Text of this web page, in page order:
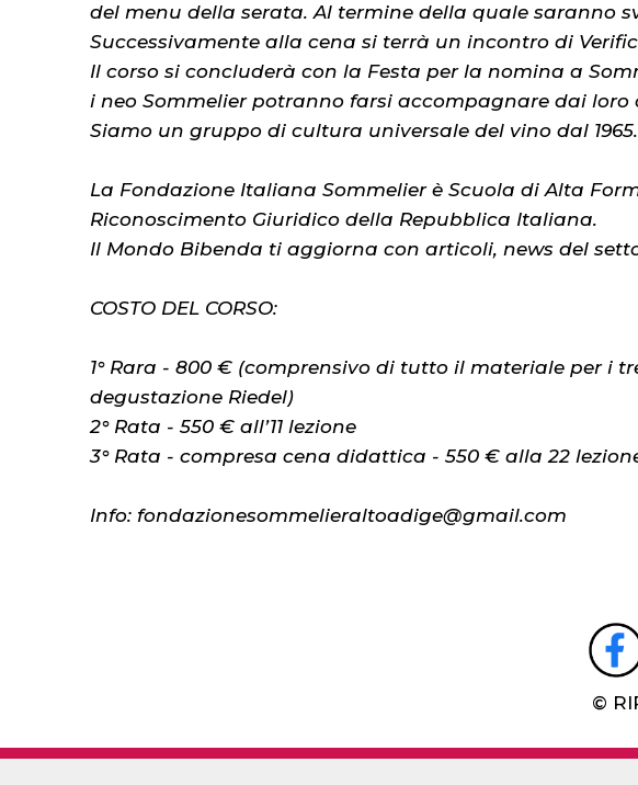
del menu della serata. Al termine della quale saranno
Successivamente alla cena si terrà un incontro di
Il corso si concluderà con la Festa per la nomina a
i neo Sommelier potranno farsi accompagnare dai loro
Siamo un gruppo di cultura universale del vino dal 1965.
La Fondazione Italiana Sommelier è Scuola di Alta
Riconoscimento Giuridico della Repubblica Italiana.
Il Mondo Bibenda ti aggiorna con articoli, news del
COSTO DEL CORSO:
1° Rara - 800 € (comprensivo di tutto il materiale per i
degustazione Riedel)
2° Rata - 550 € all’11 lezione
3° Rata - compresa cena didattica - 550 € alla 22
Info: fondazionesommelieraltoadige@gmail.com
©